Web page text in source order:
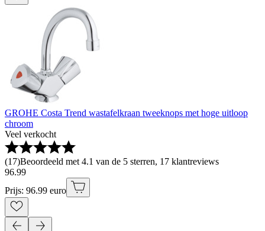
GROHE Costa Trend wastafelkraan tweeknops met hoge uitloop
chroom
Veel verkocht
(17)Beoordeeld met 4.1 van de 5 sterren, 17 klantreviews
96.99
Prijs: 96.99 euro